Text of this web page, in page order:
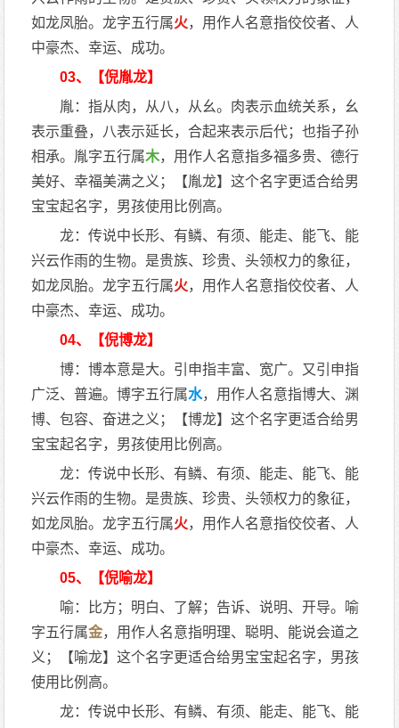
如龙凤胎。龙字五行属火，用作人名意指佼佼者、人
中豪杰、幸运、成功。
03、【倪胤龙】
胤：指从肉，从八，从幺。肉表示血统关系，幺
表示重叠，八表示延长，合起来表示后代；也指子孙
相承。胤字五行属木，用作人名意指多福多贵、德行
美好、幸福美满之义；【胤龙】这个名字更适合给男
宝宝起名字，男孩使用比例高。
龙：传说中长形、有鳞、有须、能走、能飞、能
兴云作雨的生物。是贵族、珍贵、头领权力的象征，
如龙凤胎。龙字五行属火，用作人名意指佼佼者、人
中豪杰、幸运、成功。
04、【倪博龙】
博：博本意是大。引申指丰富、宽广。又引申指
广泛、普遍。博字五行属水，用作人名意指博大、渊
博、包容、奋进之义；【博龙】这个名字更适合给男
宝宝起名字，男孩使用比例高。
龙：传说中长形、有鳞、有须、能走、能飞、能
兴云作雨的生物。是贵族、珍贵、头领权力的象征，
如龙凤胎。龙字五行属火，用作人名意指佼佼者、人
中豪杰、幸运、成功。
05、【倪喻龙】
喻：比方；明白、了解；告诉、说明、开导。喻
字五行属金，用作人名意指明理、聪明、能说会道之
义；【喻龙】这个名字更适合给男宝宝起名字，男孩
使用比例高。
龙：传说中长形、有鳞、有须、能走、能飞、能